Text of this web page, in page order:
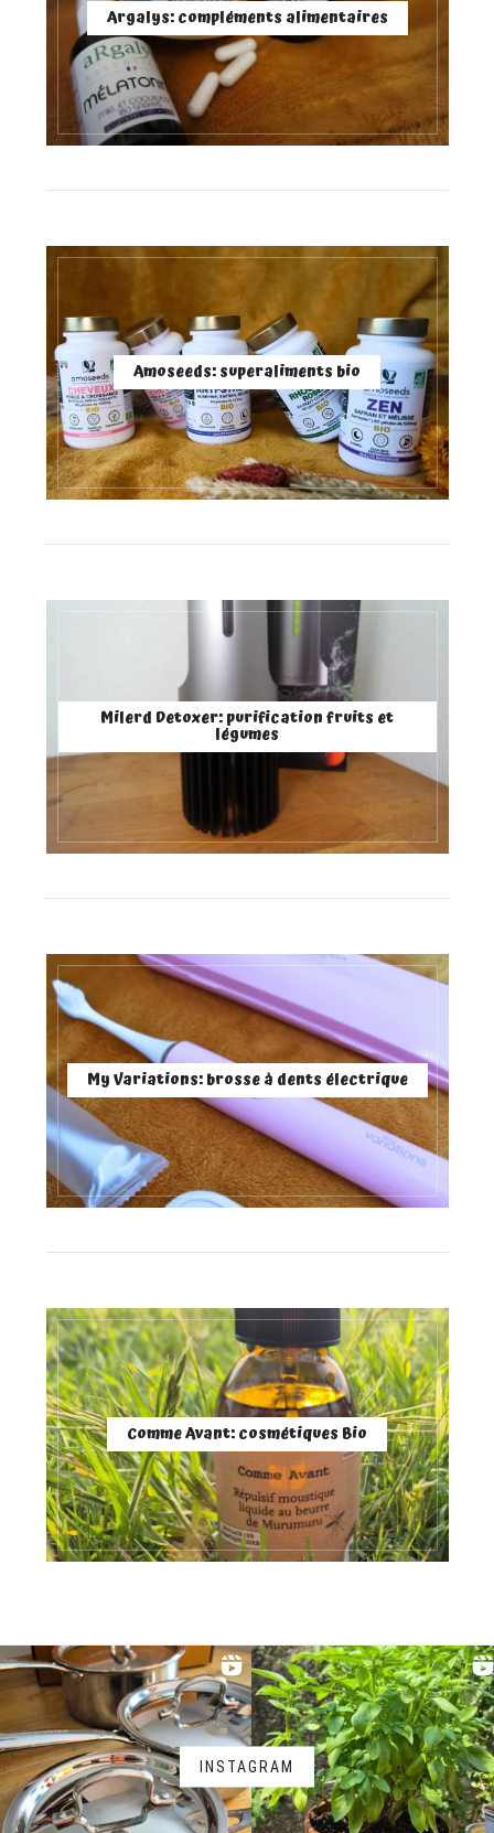
Argalys: compléments alimentaires
Amoseeds: superaliments bio
Milerd Detoxer: purification fruits et
légumes
My Variations: brosse à dents électrique
Comme Avant: cosmétiques Bio
INSTAGRAM